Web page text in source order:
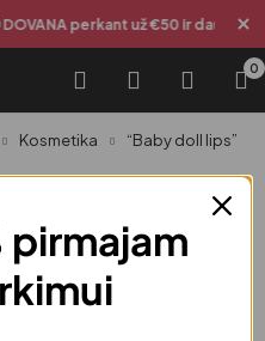
DOVANA perkant už €50 ir daugiau
0
Kosmetika
“Baby doll lips”